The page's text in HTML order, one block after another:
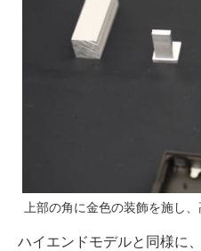
上部の角に金色の装飾を施し
ハイエンドモデルと同様に